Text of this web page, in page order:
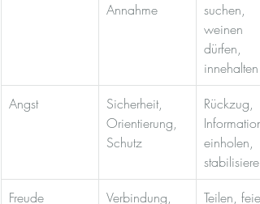
Annahme
suchen,
weinen
dürfen,
innehalten
Angst
Sicherheit,
Orientierung,
Schutz
Rückzug,
einholen,
stabilisieren
Freude
Verbindung,
Teilen,